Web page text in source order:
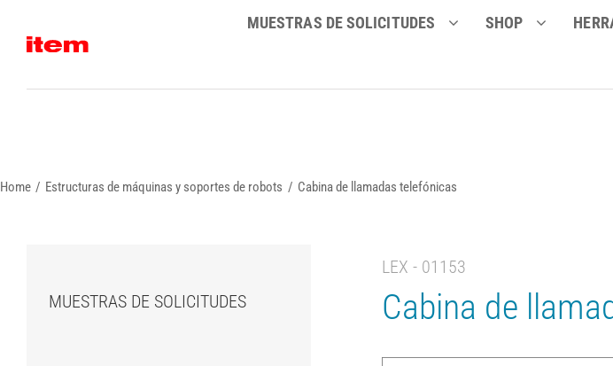
content
MUESTRAS DE SOLICITUDES SHOP
Home Estructuras de máquinas y soportes de robots Cabina de llamadas telefónicas
LEX - 01153
Cabina de
MUESTRAS DE SOLICITUDES